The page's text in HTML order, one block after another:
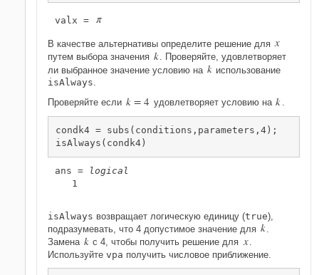
valx = π
В качестве альтернативы определите решение для x
путем выбора значения k
. Проверяйте, удовлетворяет
ли выбранное значение условию на k использование
isAlways.
Проверяйте если k=4 удовлетворяет условию на k
condk4 = subs(conditions,parameters,4);
isAlways(condk4)
ans =
logical
   1
isAlways возвращает логическую единицу (true),
подразумевать, что 4 допустимое значение для k
Замена k с 4, чтобы получить решение для x
Используйте vpa получить числовое приближение.